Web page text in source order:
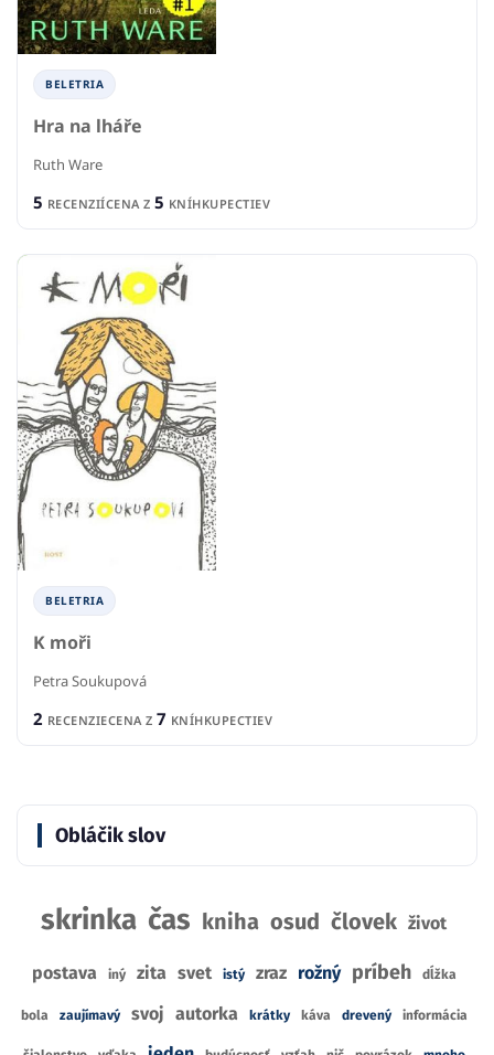
BELETRIA
Hra na lháře
Ruth Ware
5 RECENZIÍCENA Z 5 KNÍHKUPECTIEV
BELETRIA
K moři
Petra Soukupová
2 RECENZIECENA Z 7 KNÍHKUPECTIEV
Obláčik slov
skrinka čas kniha osud človek život
postava iný zita svet istý zraz rožný príbeh dĺžka
bola zaujímavý svoj autorka krátky káva drevený informácia